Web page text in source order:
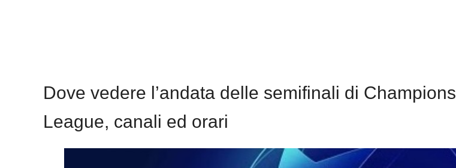
Dove vedere l’andata delle semifinali di Champions
League, canali ed orari